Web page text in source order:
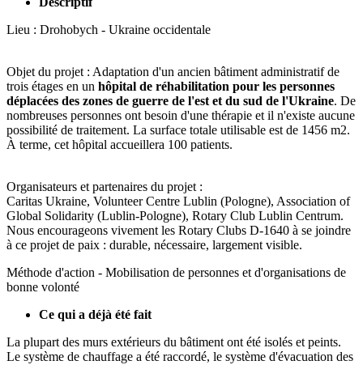
Lieu : Drohobych - Ukraine occidentale
Objet du projet : Adaptation d'un ancien bâtiment administratif de
trois étages en un hôpital de réhabilitation pour les personnes
déplacées des zones de guerre de l'est et du sud de l'Ukraine. De
nombreuses personnes ont besoin d'une thérapie et il n'existe aucune
possibilité de traitement. La surface totale utilisable est de 1456 m2.
À terme, cet hôpital accueillera 100 patients.
Organisateurs et partenaires du projet :
Caritas Ukraine, Volunteer Centre Lublin (Pologne), Association of
Global Solidarity (Lublin-Pologne), Rotary Club Lublin Centrum.
Nous encourageons vivement les Rotary Clubs D-1640 à se joindre
à ce projet de paix : durable, nécessaire, largement visible.
Méthode d'action - Mobilisation de personnes et d'organisations de
bonne volonté
Ce qui a déjà été fait
La plupart des murs extérieurs du bâtiment ont été isolés et peints.
Le système de chauffage a été raccordé, le système d'évacuation des